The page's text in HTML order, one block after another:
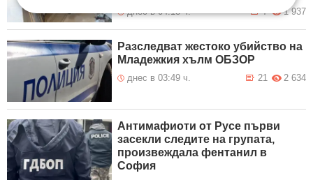
днес в 04:18 ч. 1 937
7
Разследват жестоко убийство на
Младежкия хълм ОБЗОР
днес в 03:49 ч. 2 634
21
Антимафиоти от Русе първи
засекли следите на групата,
произвеждала фентанил в
София